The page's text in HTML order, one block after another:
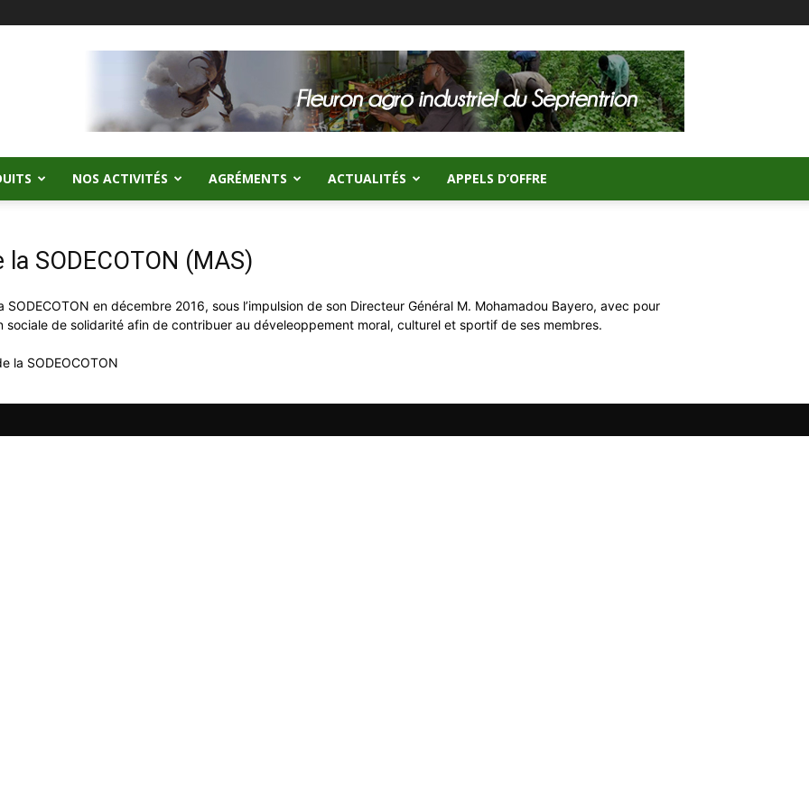
NOS ACTIVITÉS AGRÉMENTS ACTUALITÉS APPELS D’OFFRE
SODECOTON (MAS)
en décembre 2016, sous l’impulsion de son Directeur Général M. Mohamadou Bayero, avec pour
sociale de solidarité afin de contribuer au déveleoppement moral, culturel et sportif de ses membres.
la SODEOCOTON